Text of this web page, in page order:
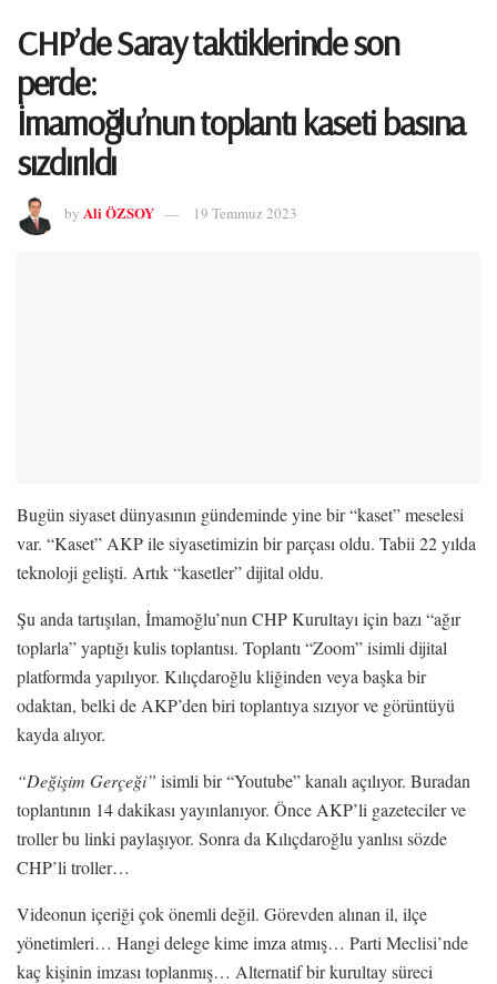
CHP’de Saray taktiklerinde son
perde:
İmamoğlu’nun toplantı kaseti basına
sızdırıldı
by Ali ÖZSOY 19 Temmuz 2023
Bugün siyaset dünyasının gündeminde yine bir “kaset” meselesi
var. “Kaset” AKP ile siyasetimizin bir parçası oldu. Tabii 22 yılda
teknoloji gelişti. Artık “kasetler” dijital oldu.
Şu anda tartışılan, İmamoğlu’nun CHP Kurultayı için bazı “ağır
toplarla” yaptığı kulis toplantısı. Toplantı “Zoom” isimli dijital
platformda yapılıyor. Kılıçdaroğlu kliğinden veya başka bir
odaktan, belki de AKP’den biri toplantıya sızıyor ve görüntüyü
kayda alıyor.
“Değişim Gerçeği” isimli bir “Youtube” kanalı açılıyor. Buradan
toplantının 14 dakikası yayınlanıyor. Önce AKP’li gazeteciler ve
troller bu linki paylaşıyor. Sonra da Kılıçdaroğlu yanlısı sözde
CHP’li troller…
Videonun içeriği çok önemli değil. Görevden alınan il, ilçe
yönetimleri… Hangi delege kime imza atmış… Parti Meclisi’nde
kaç kişinin imzası toplanmış… Alternatif bir kurultay süreci